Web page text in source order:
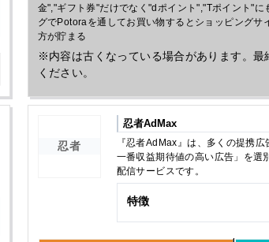
金","ギフト券"だけでなく"dポイント","Tポイント"
グでPotoraを通してお買い物するとショッピングサ
方が貯まる
※内容は古くなっている場合があります。最
ください。
忍者
忍者AdMax
『忍者AdMax』は、多くの提携
一番収益期待値の高い広告」を選
配信サービスです。
特徴